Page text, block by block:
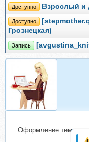
Доступно Взрослый и
Доступно
Грознецкая)
Запись
Оформление темы